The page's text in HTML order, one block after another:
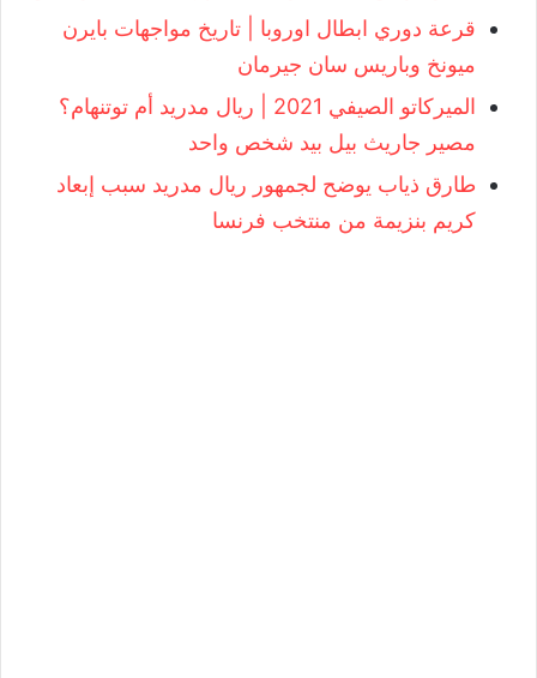
قرعة دوري ابطال اوروبا | تاريخ مواجهات بايرن
ميونخ وباريس سان جيرمان
الميركاتو الصيفي 2021 | ريال مدريد أم توتنهام؟
مصير جاريث بيل بيد شخص واحد
طارق ذياب يوضح لجمهور ريال مدريد سبب إبعاد
كريم بنزيمة من منتخب فرنسا